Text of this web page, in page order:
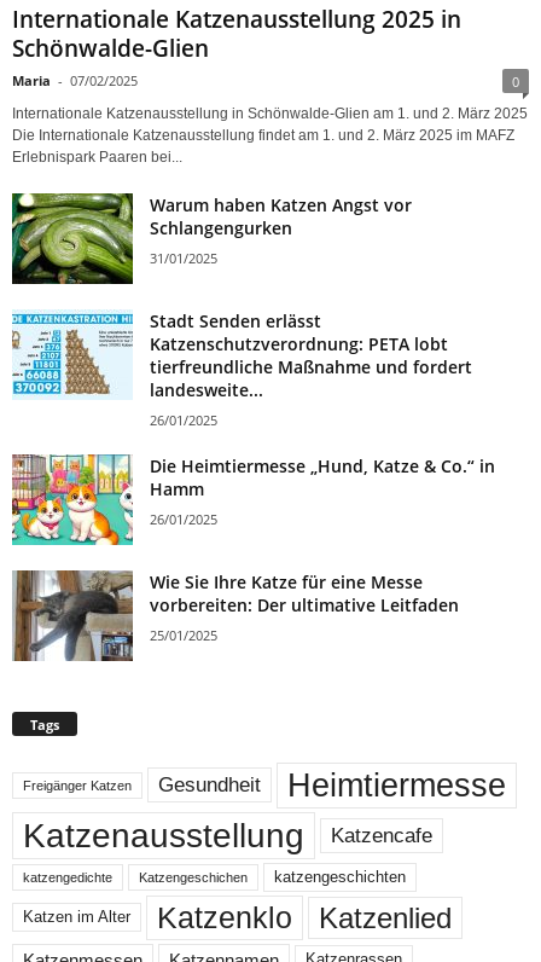
Internationale Katzenausstellung 2025 in
Schönwalde-Glien
Maria - 07/02/2025 0
Internationale Katzenausstellung in Schönwalde-Glien am 1. und 2. März 2025
Die Internationale Katzenausstellung findet am 1. und 2. März 2025 im MAFZ
Erlebnispark Paaren bei...
Warum haben Katzen Angst vor
Schlangengurken
31/01/2025
Stadt Senden erlässt
Katzenschutzverordnung: PETA lobt
tierfreundliche Maßnahme und fordert
landesweite...
26/01/2025
Die Heimtiermesse „Hund, Katze & Co.“ in
Hamm
26/01/2025
Wie Sie Ihre Katze für eine Messe
vorbereiten: Der ultimative Leitfaden
25/01/2025
Tags
Freigänger Katzen Gesundheit Heimtiermesse
Katzenausstellung Katzencafe
katzengedichte Katzengeschichen katzengeschichten
Katzen im Alter Katzenklo Katzenlied